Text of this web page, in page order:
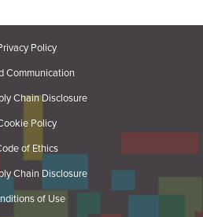
Policy
Communication
Chain Disclosure
Policy
of Ethics
Chain Disclosure
of Use